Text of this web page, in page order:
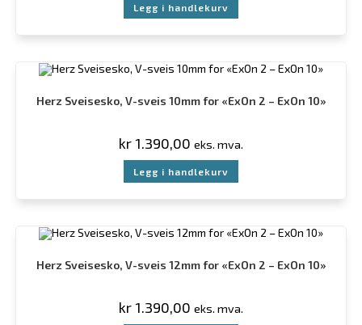
Legg i handlekurv
Herz Sveisesko, V-sveis 10mm for «ExOn 2 – ExOn 10»
kr 1.390,00 eks. mva.
Legg i handlekurv
Herz Sveisesko, V-sveis 12mm for «ExOn 2 – ExOn 10»
kr 1.390,00 eks. mva.